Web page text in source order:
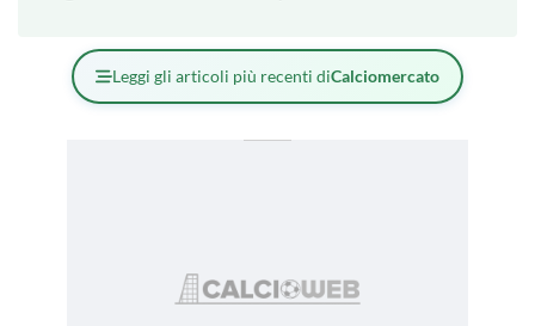
Leggi gli articoli più recenti diCalciomercato